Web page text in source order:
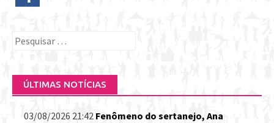
Pesquisar
ÚLTIMAS NOTÍCIAS
03/08/2026 21:42 Fenômeno do sertanejo, Ana